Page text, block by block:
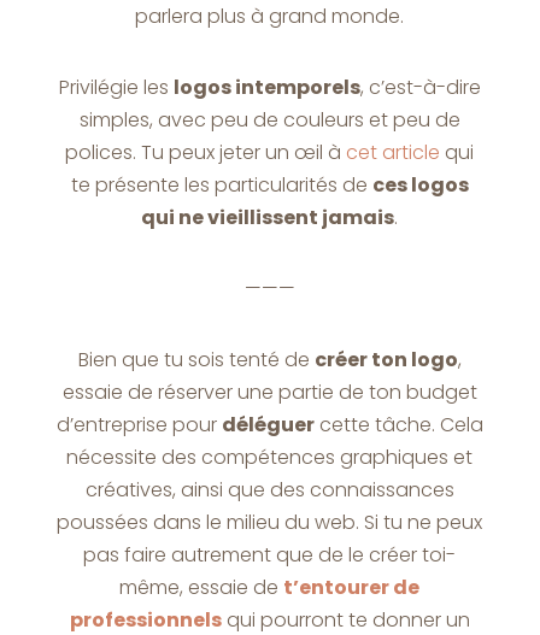
parlera plus à grand monde.
Privilégie les logos intemporels, c’est-à-dire
simples, avec peu de couleurs et peu de
polices. Tu peux jeter un œil à cet article qui
te présente les particularités de ces logos
qui ne vieillissent jamais.
———
Bien que tu sois tenté de créer ton logo,
essaie de réserver une partie de ton budget
d’entreprise pour déléguercette tâche. Cela
nécessite des compétences graphiques et
créatives, ainsi que des connaissances
poussées dans le milieu du web. Si tu ne peux
pas faire autrement que de le créer toi-
même, essaie de t’entourer de
professionnelsqui pourront te donner un